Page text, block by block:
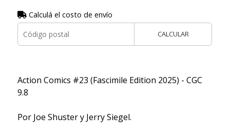
Calculá el costo de envío
CALCULAR
Action Comics #23 (Fascimile Edition 2025) - CGC
9.8
Por Joe Shuster y Jerry Siegel.